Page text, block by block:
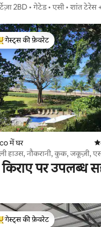
2BD • गेटेड • एसी • शांत टेरेस
148 समीक्षाएँ
का टॉप फ़ेवरेट
गेस्ट्स की फ़ेवरेट
में घर
हाउस, नौकरानी, कुक, जकूज़ी,
पर उपलब्ध
का टॉप फ़ेवरेट
गेस्ट्स की फ़ेवरेट